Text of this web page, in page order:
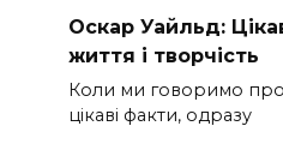
Оскар Уайльд:
життя і творчість
Коли ми говоримо
цікаві факти, одразу